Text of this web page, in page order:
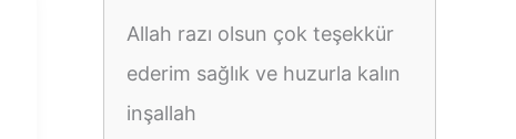
Allah razı olsun çok teşekkür
ederim sağlık ve huzurla kalın
inşallah